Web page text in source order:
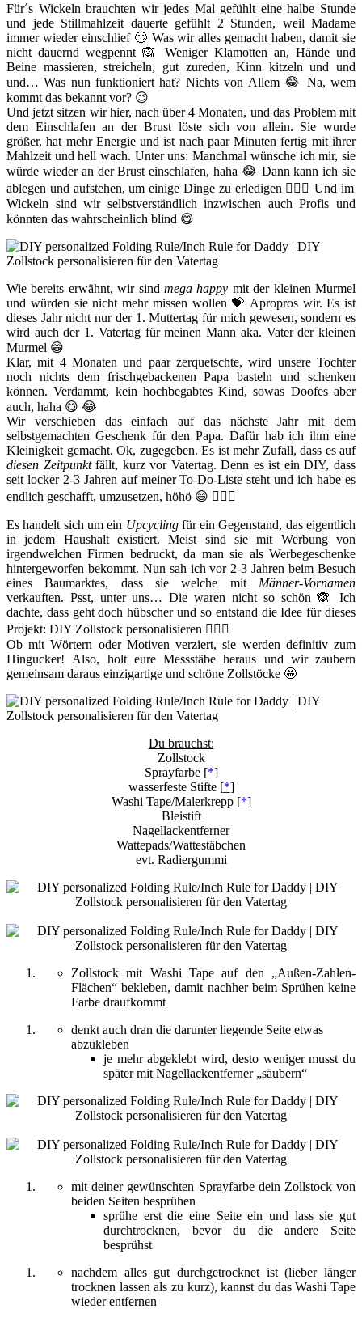
Für´s Wickeln brauchten wir jedes Mal gefühlt eine halbe Stunde
und jede Stillmahlzeit dauerte gefühlt 2 Stunden, weil Madame
immer wieder einschlief 🙄 Was wir alles gemacht haben, damit sie
nicht dauernd wegpennt 🙉 Weniger Klamotten an, Hände und
Beine massieren, streicheln, gut zureden, Kinn kitzeln und und
und… Was nun funktioniert hat? Nichts von Allem 😂 Na, wem
kommt das bekannt vor? 😉
Und jetzt sitzen wir hier, nach über 4 Monaten, und das Problem mit
dem Einschlafen an der Brust löste sich von allein. Sie wurde
größer, hat mehr Energie und ist nach paar Minuten fertig mit ihrer
Mahlzeit und hell wach. Unter uns: Manchmal wünsche ich mir, sie
würde wieder an der Brust einschlafen, haha 😂 Dann kann ich sie
ablegen und aufstehen, um einige Dinge zu erledigen 🙋🏻‍♀️ Und im
Wickeln sind wir selbstverständlich inzwischen auch Profis und
könnten das wahrscheinlich blind 😋
Wie bereits erwähnt, wir sind mega happy mit der kleinen Murmel
und würden sie nicht mehr missen wollen 💝 Apropros wir. Es ist
dieses Jahr nicht nur der 1. Muttertag für mich gewesen, sondern es
wird auch der 1. Vatertag für meinen Mann aka. Vater der kleinen
Murmel 😁
Klar, mit 4 Monaten und paar zerquetschte, wird unsere Tochter
noch nichts dem frischgebackenen Papa basteln und schenken
können. Verdammt, kein hochbegabtes Kind, sowas Doofes aber
auch, haha 😋 😂
Wir verschieben das einfach auf das nächste Jahr mit dem
selbstgemachten Geschenk für den Papa. Dafür hab ich ihm eine
Kleinigkeit gemacht. Ok, zugegeben. Es ist mehr Zufall, dass es auf
diesen Zeitpunktfällt, kurz vor Vatertag. Denn es ist ein DIY, dass
seit locker 2-3 Jahren auf meiner To-Do-Liste steht und ich habe es
endlich geschafft, umzusetzen, höhö 😄 🤷🏻‍♀️
Es handelt sich um ein Upcyclingfür ein Gegenstand, das eigentlich
in jedem Haushalt existiert. Meist sind sie mit Werbung von
irgendwelchen Firmen bedruckt, da man sie als Werbegeschenke
hintergeworfen bekommt. Nun sah ich vor 2-3 Jahren beim Besuch
eines Baumarktes, dass sie welche mit Männer-Vornamen
verkauften. Psst, unter uns… Die waren nicht so schön 🙈 Ich
dachte, dass geht doch hübscher und so entstand die Idee für dieses
Projekt: DIY Zollstock personalisieren 🙋🏻‍♀️
Ob mit Wörtern oder Motiven verziert, sie werden definitiv zum
Hingucker! Also, holt eure Messstäbe heraus und wir zaubern
gemeinsam daraus einzigartige und schöne Zollstöcke 🤩
Du brauchst:
Zollstock
Sprayfarbe [*]
wasserfeste Stifte [*]
Washi Tape/Malerkrepp [*]
Bleistift
Nagellackentferner
Wattepads/Wattestäbchen
evt. Radiergummi
Zollstock mit Washi Tape auf den „Außen-Zahlen-
Flächen“ bekleben, damit nachher beim Sprühen keine
Farbe draufkommt
denkt auch dran die darunter liegende Seite etwas
abzukleben
je mehr abgeklebt wird, desto weniger musst du
später mit Nagellackentferner „säubern“
mit deiner gewünschten Sprayfarbe dein Zollstock von
beiden Seiten besprühen
sprühe erst die eine Seite ein und lass sie gut
durchtrocknen, bevor du die andere Seite
besprühst
nachdem alles gut durchgetrocknet ist (lieber länger
trocknen lassen als zu kurz), kannst du das Washi Tape
wieder entfernen